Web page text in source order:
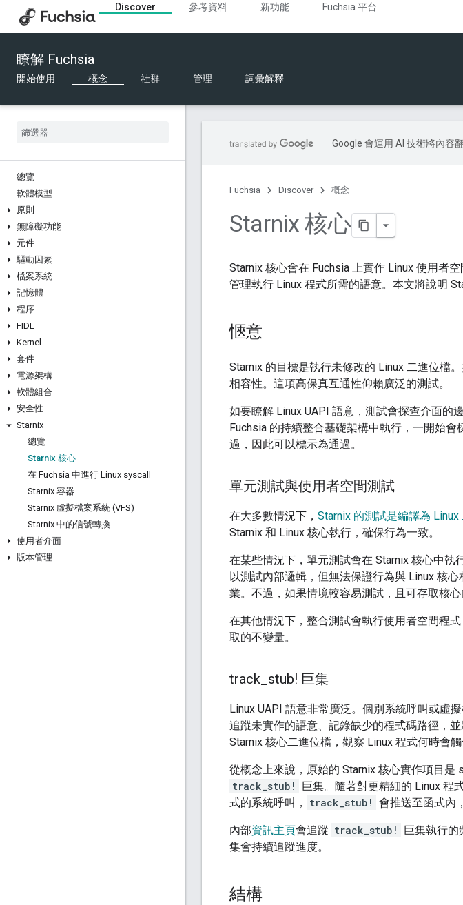
Discover 參考資料 新功能
Fuchsia 平台
瞭解 Fuchsia
開始使用 概念 社群 管理 詞彙解釋
總覽
軟體模型
原則
無障礙功能
元件
驅動因素
檔案系統
記憶體
程序
FIDL
Kernel
套件
電源架構
軟體組合
安全性
Starnix
總覽
Starnix 核心
在 Fuchsia 中進行 Linux syscall
Starnix 容器
Starnix 虛擬檔案系統 (VFS)
Starnix 中的信號轉換
使用者介面
版本管理
Google 會運用 AI 技術將內容
Fuchsia Discover 概念
Starnix 核心
Starnix 核心會在 Fuchsia 上實作 Linux 使用者
管理執行 Linux 程式所需的語意。本文將說明
愜意
Starnix 的目標是執行未修改的 Linux 二進位檔
相容性。這項高保真互通性仰賴廣泛的測試。
如要瞭解 Linux UAPI 語意，測試會探查介面的
Fuchsia 的持續整合基礎架構中執行，一開始
過，因此可以標示為通過。
單元測試與使用者空間測試
在大多數情況下， Starnix 的測試是編譯為
Starnix 和 Linux 核心執行，確保行為一致。
在某些情況下，單元測試會在 Starnix 核心中
以測試內部邏輯，但無法保證行為與 Linux 核
業。不過，如果情境較容易測試，且可存取核
在其他情況下，整合測試會執行使用者空間程
取的不變量。
track stub! 巨集
Linux UAPI 語意非常廣泛。個別系統呼叫或虛
追蹤未實作的語意、記錄缺少的程式碼路徑，
Starnix 核心二進位檔，觀察 Linux 程式何時會觸
從概念上來說，原始的 Starnix 核心實作項目是
track_stub!
巨集。隨著對更精細的 Linux 程
式的系統呼叫，
track_stub! 會推送至函式內
內部資訊主頁會追蹤 track_stub! 巨集執行的
集會持續追蹤進度。
結構